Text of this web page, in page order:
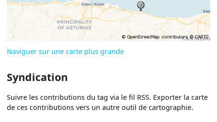
Naviguer sur une carte plus grande
Syndication
Suivre les contributions du tag via le fil RSS. Exporter la carte
de ces contributions vers un autre outil de cartographie.